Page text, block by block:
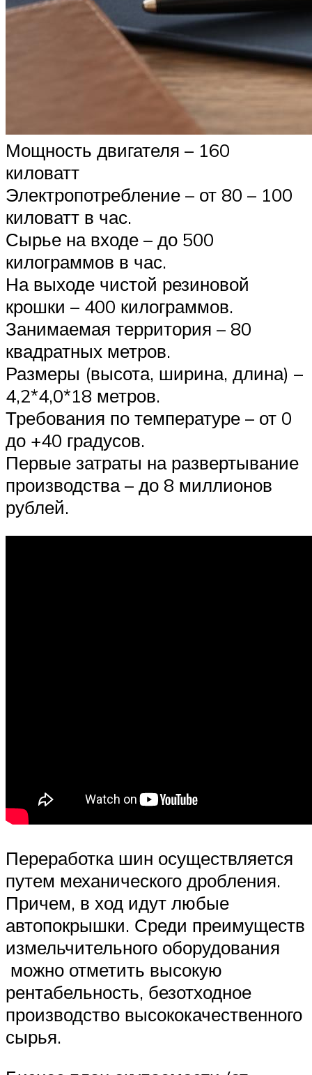
Мощность двигателя – 160
киловатт
Электропотребление – от 80 – 100
киловатт в час.
Сырье на входе – до 500
килограммов в час.
На выходе чистой резиновой
крошки – 400 килограммов.
Занимаемая территория – 80
квадратных метров.
Размеры (высота, ширина, длина) –
4,2*4,0*18 метров.
Требования по температуре – от 0
до +40 градусов.
Первые затраты на развертывание
производства – до 8 миллионов
рублей.
Переработка шин осуществляется
путем механического дробления.
Причем, в ход идут любые
автопокрышки. Среди преимуществ
измельчительного оборудования
можно отметить высокую
рентабельность, безотходное
производство высококачественного
сырья.